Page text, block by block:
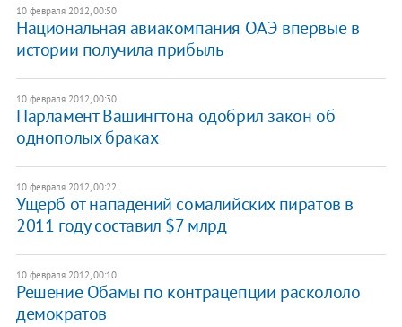
10 февраля 2012, 00:50
Национальная авиакомпания ОАЭ впервые в
истории получила прибыль
10 февраля 2012, 00:30
Парламент Вашингтона одобрил закон об
однополых браках
10 февраля 2012, 00:22
Ущерб от нападений сомалийских пиратов в
2011 году составил $7 млрд
10 февраля 2012, 00:10
Решение Обамы по контрацепции раскололо
демократов